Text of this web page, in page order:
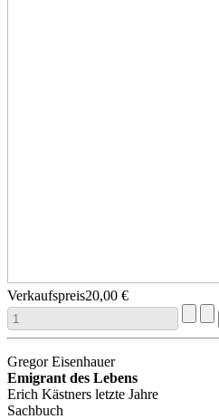
Verkaufspreis20,00 €
Gregor Eisenhauer
Emigrant des Lebens
Erich Kästners letzte Jahre
Sachbuch